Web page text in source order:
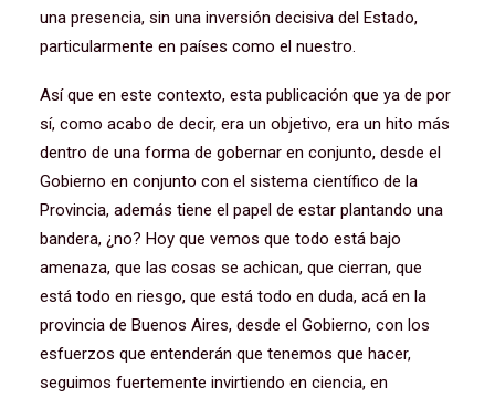
una presencia, sin una inversión decisiva del Estado,
particularmente en países como el nuestro.
Así que en este contexto, esta publicación que ya de por
sí, como acabo de decir, era un objetivo, era un hito más
dentro de una forma de gobernar en conjunto, desde el
Gobierno en conjunto con el sistema científico de la
Provincia, además tiene el papel de estar plantando una
bandera, ¿no? Hoy que vemos que todo está bajo
amenaza, que las cosas se achican, que cierran, que
está todo en riesgo, que está todo en duda, acá en la
provincia de Buenos Aires, desde el Gobierno, con los
esfuerzos que entenderán que tenemos que hacer,
seguimos fuertemente invirtiendo en ciencia, en